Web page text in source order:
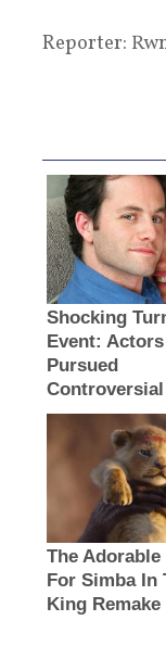
Reporter: